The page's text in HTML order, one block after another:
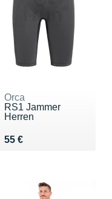
Orca
RS1 Jammer
Herren
55 €
Vendu 55 €